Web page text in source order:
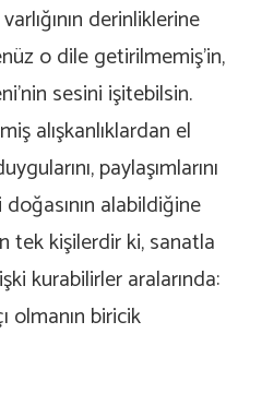
derinliklerine
o dile getirilmemiş’in,
sesini işitebilsin.
alışkanlıklardan el
paylaşımlarını
alabildiğine
tek kişilerdir ki, sanatla
kurabilirler aralarında:
olmanın biricik